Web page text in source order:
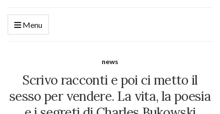
Menu
news
Scrivo racconti e poi ci metto il
sesso per vendere. La vita, la poesia